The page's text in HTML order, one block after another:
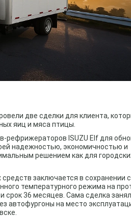
две сделки для клиента,
яиц и мяса птицы.
рефрижераторов ISUZU Elf для
надежностью, экономичностью и
решением как для
заключается в сохранении
температурного режима на
срок 36 месяцев. Сама сделка
автофургоны на место